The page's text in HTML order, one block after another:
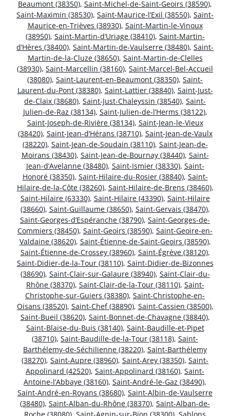
Beaumont (38350), Saint-Michel-de-Saint-Geoirs (38590),
Saint-Maximin (38530), Saint-Maurice-l’Exil (38550), Saint-
Maurice-en-Trièves (38930), Saint-Martin-le-Vinoux
(38950), Saint-Martin-d’Uriage (38410), Saint-Martin-
d’Hères (38400), Saint-Martin-de-Vaulserre (38480), Saint-
Martin-de-la-Cluze (38650), Saint-Martin-de-Clelles
(38930), Saint-Marcellin (38160), Saint-Marcel-Bel-Accueil
(38080), Saint-Laurent-en-Beaumont (38350), Saint-
Laurent-du-Pont (38380), Saint-Lattier (38840), Saint-Just-
de-Claix (38680), Saint-Just-Chaleyssin (38540), Saint-
Julien-de-Raz (38134), Saint-Julien-de-l’Herms (38122),
Saint-Joseph-de-Rivière (38134), Saint-Jean-le-Vieux
(38420), Saint-Jean-d’Hérans (38710), Saint-Jean-de-Vaulx
(38220), Saint-Jean-de-Soudain (38110), Saint-Jean-de-
Moirans (38430), Saint-Jean-de-Bournay (38440), Saint-
Jean-d’Avelanne (38480), Saint-Ismier (38330), Saint-
Honoré (38350), Saint-Hilaire-du-Rosier (38840), Saint-
Hilaire-de-la-Côte (38260), Saint-Hilaire-de-Brens (38460),
Saint-Hilaire (63330), Saint-Hilaire (43390), Saint-Hilaire
(38660), Saint-Guillaume (38650), Saint-Gervais (38470),
Saint-Georges-d’Espéranche (38790), Saint-Georges-de-
Commiers (38450), Saint-Geoirs (38590), Saint-Geoire-en-
Valdaine (38620), Saint-Étienne-de-Saint-Geoirs (38590),
Saint-Étienne-de-Crossey (38960), Saint-Égrève (38120),
Saint-Didier-de-la-Tour (38110), Saint-Didier-de-Bizonnes
(38690), Saint-Clair-sur-Galaure (38940), Saint-Clair-du-
Rhône (38370), Saint-Clair-de-la-Tour (38110), Saint-
Christophe-sur-Guiers (38380), Saint-Christophe-en-
Oisans (38520), Saint-Chef (38890), Saint-Cassien (38500),
Saint-Bueil (38620), Saint-Bonnet-de-Chavagne (38840),
Saint-Blaise-du-Buis (38140), Saint-Baudille-et-Pipet
(38710), Saint-Baudille-de-la-Tour (38118), Saint-
Barthélemy-de-Séchilienne (38220), Saint-Barthélemy
(38270), Saint-Aupre (38960), Saint-Arey (38350), Saint-
Appolinard (42520), Saint-Appolinard (38160), Saint-
Antoine-l’Abbaye (38160), Saint-André-le-Gaz (38490),
Saint-André-en-Royans (38680), Saint-Albin-de-Vaulserre
(38480), Saint-Alban-du-Rhône (38370), Saint-Alban-de-